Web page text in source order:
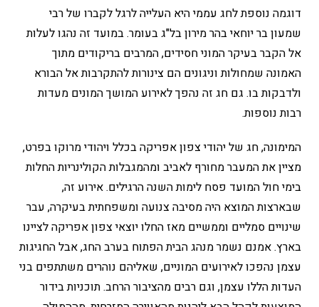
דוגמה נוספת לחג עממי היא העלייה לרגל לקברו של רבי
שמעון בר יוחאי בהר מירון בל"ג בעומר. במועד זה נהגו לעלות
אל הקבר בעיקר המוני חסידים, המרבים בריקודים מתוך
האמונה שמחולות וניגונים הם צינורות להתקרבות אל הבורא
ולדבקות בו. גם חג זה נהפך לאירוע המושך המונים מעדות
רבות נוספות.
המימונה, חג של יהודי צפון אפריקה בכלל ויהודי מרוקו בפרט,
מציין את המעבר מחורף לאביב ומהמגבלות הקולינריות החלות
בימי חול המועד פסח לימות השנה הרגילים. אירוע זה,
שבארצות המוצא היה מסיבה צנועה ומשפחתית בעיקרה, עבר
שינויים סמליים וממשיים מאז החלו יוצאי צפון אפריקה לציינו
בארץ. אמנם נשמר מנהג הבית הפתוח בערב החג, אבל החגיגות
עצמן נהפכו לאירועים המוניים, שאליהם נוהרים משתתפים בני
העדות הללו עצמן, וגם רבים מהציבור הרחב. תוכניות בידור